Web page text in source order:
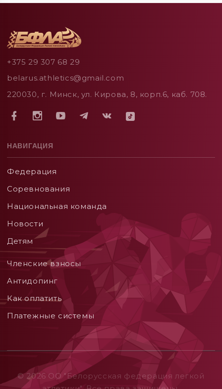
+375 29 307 68 29
belarus.athletics@gmail.com
220030, г. Минск, ул. Кирова, 8, корп.6, каб. 708.
НАВИГАЦИЯ
Федерация
Соревнования
Национальная команда
Новости
Детям
Членские взносы
Aнтидопинг
Как оплатить
Платежные системы
© 2026 ОO "Белорусская федерация легкой